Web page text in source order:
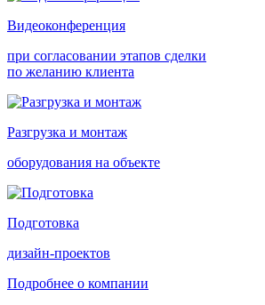
Видеоконференция
при согласовании этапов сделки
по желанию клиента
Разгрузка и монтаж
оборудования на объекте
Подготовка
дизайн-проектов
Подробнее о компании